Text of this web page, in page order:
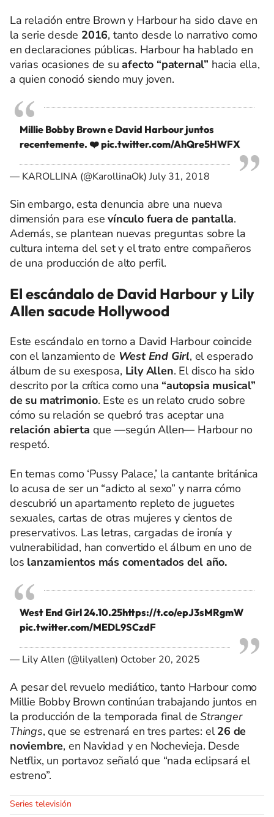
La relación entre Brown y Harbour ha sido clave en
la serie desde 2016, tanto desde lo narrativo como
en declaraciones públicas. Harbour ha hablado en
varias ocasiones de suafecto “paternal” hacia ella,
a quien conoció siendo muy joven.
Millie Bobby Brown e David Harbour juntos
recentemente. ❤️pic.twitter.com/AhQre5HWFX
— KAROLLINA (@KarollinaOk)July 31, 2018
Sin embargo, esta denuncia abre una nueva
dimensión para ese vínculo fuera de pantalla.
Además, se plantean nuevas preguntas sobre la
cultura interna del set y el trato entre compañeros
de una producción de alto perfil.
El escándalo de David Harbour y Lily
Allen sacude Hollywood
Este escándalo en torno a David Harbour coincide
con el lanzamiento de West End Girl, el esperado
álbum de su exesposa, Lily Allen. El disco ha sido
descrito por la crítica como una “autopsia musical”
de su matrimonio. Este es un relato crudo sobre
cómo su relación se quebró tras aceptar una
relación abierta que —según Allen— Harbour no
respetó.
En temas como ‘Pussy Palace,’ la cantante británica
lo acusa de ser un “adicto al sexo” y narra cómo
descubrió un apartamento repleto de juguetes
sexuales, cartas de otras mujeres y cientos de
preservativos. Las letras, cargadas de ironía y
vulnerabilidad, han convertido el álbum en uno de
los lanzamientos más comentados del año.
West End Girl 24.10.25https://t.co/epJ3sMRgmW
pic.twitter.com/MEDL9SCzdF
— Lily Allen (@lilyallen) October 20, 2025
A pesar del revuelo mediático, tanto Harbour como
Millie Bobby Brown continúan trabajando juntos en
la producción de la temporada final deStranger
Things, que se estrenará en tres partes: el26 de
noviembre, en Navidad y en Nochevieja. Desde
Netflix, un portavoz señaló que “nada eclipsará el
estreno”.
Series televisión